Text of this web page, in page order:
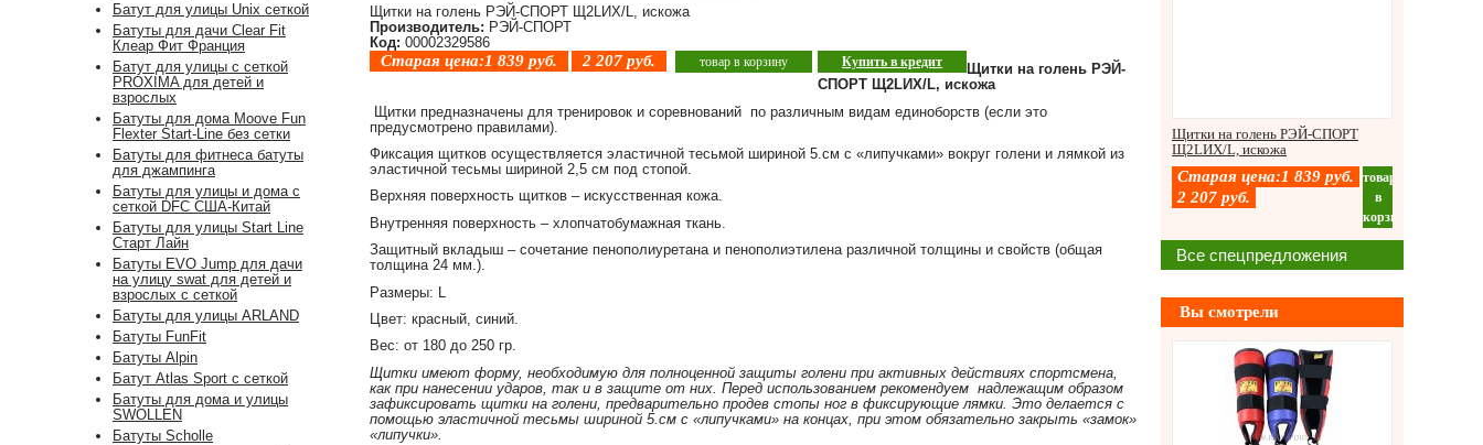
Щитки на голень РЭЙ-СПОРТ Щ2LИХ/L, искожа
Производитель: РЭЙ-СПОРТ
Код: 00002329586
Старая цена:1 839 руб. 2 207 руб. товар в корзину Купить в кредит
Щитки на голень РЭЙ-
СПОРТ Щ2LИХ/L, искожа
Щитки предназначены для тренировок и соревнований по различным видам единоборств (если это
предусмотрено правилами).
Фиксация щитков осуществляется эластичной тесьмой шириной 5.см с «липучками» вокруг голени и лямкой из
эластичной тесьмы шириной 2,5 см под стопой.
Верхняя поверхность щитков – искусственная кожа.
Внутренняя поверхность – хлопчатобумажная ткань.
Защитный вкладыш – сочетание пенополиуретана и пенополиэтилена различной толщины и свойств (общая
толщина 24 мм.).
Размеры: L
Цвет: красный, синий.
Вес: от 180 до 250 гр.
Щитки имеют форму, необходимую для полноценной защиты голени при активных действиях спортсмена,
как при нанесении ударов, так и в защите от них. Перед использованием рекомендуем надлежащим образом
зафиксировать щитки на голени, предварительно продев стопы ног в фиксирующие лямки. Это делается с
помощью эластичной тесьмы шириной 5.см с «липучками» на концах, при этом обязательно закрыть «замок»
«липучки».
Батут для улицы Unix сеткой
Батуты для дачи Clear Fit
Клеар Фит Франция
Батут для улицы с сеткой
PROXIMA для детей и
взрослых
Батуты для дома Moove Fun
Flexter Start-Line без сетки
Батуты для фитнеса батуты
для джампинга
Батуты для улицы и дома с
сеткой DFC США-Китай
Батуты для улицы Start Line
Старт Лайн
Батуты EVO Jump для дачи
на улицу swat для детей и
взрослых с сеткой
Батуты для улицы ARLAND
Батуты FunFit
Батуты Alpin
Батут Atlas Sport с сеткой
Батуты для дома и улицы
SWOLLEN
Батуты Scholle
Щитки на голень РЭЙ-СПОРТ
Щ2LИХ/L, искожа
Старая цена:1 839 руб.
2 207 руб.
товар
в
корзину
Все спецпредложения
Вы смотрели